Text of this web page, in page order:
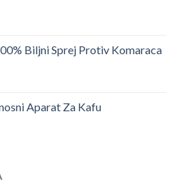
Biljni Sprej Protiv Komaraca
Aparat Za Kafu